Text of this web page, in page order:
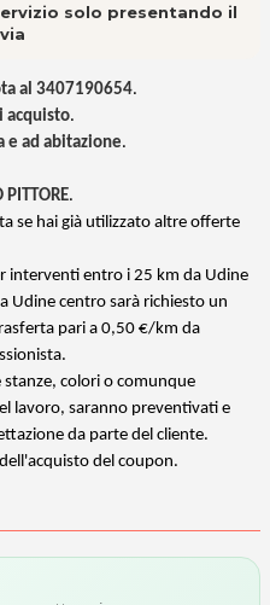
solo presentando il
al 3407190654.
acquisto.
e ad abitazione.
.
se hai già utilizzato altre offerte
interventi entro i 25 km da Udine
Udine centro sarà richiesto un
pari a 0,50 €/km da
colori o comunque
lavoro, saranno preventivati e
da parte del cliente.
del coupon.